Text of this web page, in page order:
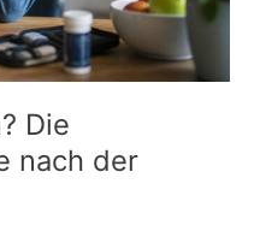
Die
nach der